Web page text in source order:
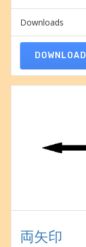
Downloads
DOWNLOAD
両矢印